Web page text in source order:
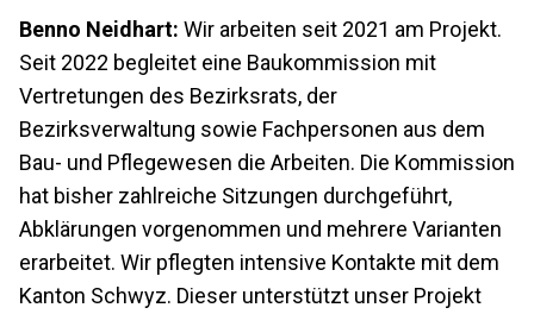
Benno Neidhart: Wir arbeiten seit 2021 am Projekt.
Seit 2022 begleitet eine Baukommission mit
Vertretungen des Bezirksrats, der
Bezirksverwaltung sowie Fachpersonen aus dem
Bau- und Pflegewesen die Arbeiten. Die Kommission
hat bisher zahlreiche Sitzungen durchgeführt,
Abklärungen vorgenommen und mehrere Varianten
erarbeitet. Wir pflegten intensive Kontakte mit dem
Kanton Schwyz. Dieser unterstützt unser Projekt